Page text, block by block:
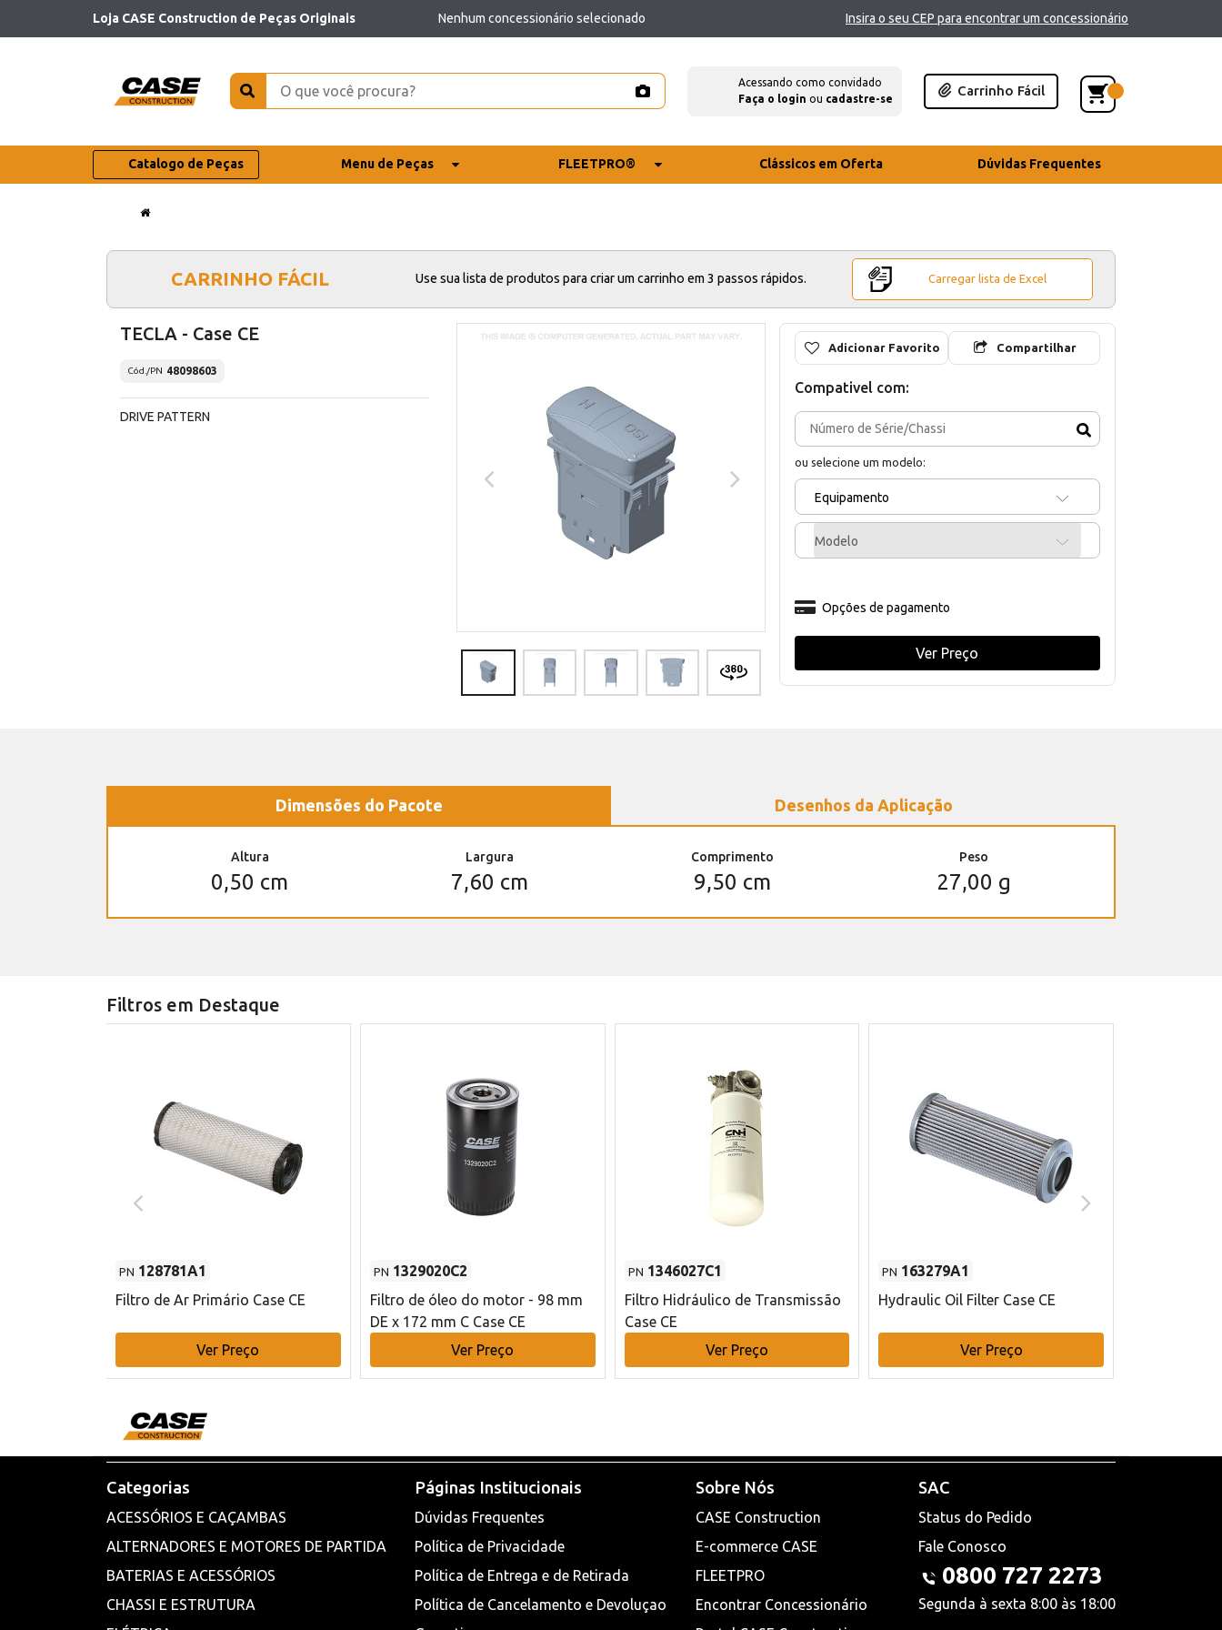
Loja CASE Construction de Peças Originais Nenhum concessionário selecionado Insira o seu CEP para encontrar um concessionário
Acessando como convidado
Faça o login ou cadastre-se
Carrinho Fácil
Catalogo de Peças Menu de Peças FLEETPRO® Clássicos em Oferta Dúvidas Frequentes
CARRINHO FÁCIL Use sua lista de produtos para criar um carrinho em 3 passos rápidos. Carregar lista de Excel
TECLA - Case CE
Cód./PN 48098603
DRIVE PATTERN
Adicionar Favorito Compartilhar
Compativel com:
ou selecione um modelo:
Equipamento
Modelo
Opções de pagamento
Ver Preço
Dimensões do Pacote Desenhos da Aplicação
Altura
0,50 cm
Largura
7,60 cm
Comprimento
9,50 cm
Peso
27,00 g
Filtros em Destaque
PN 128781A1
Filtro de Ar Primário Case CE
Ver Preço
PN 1329020C2
Filtro de óleo do motor - 98 mm
DE x 172 mm C Case CE
Ver Preço
PN 1346027C1
Filtro Hidráulico de Transmissão
Case CE
Ver Preço
PN 163279A1
Hydraulic Oil Filter Case CE
Ver Preço
Categorias
ACESSÓRIOS E CAÇAMBAS
ALTERNADORES E MOTORES DE PARTIDA
BATERIAS E ACESSÓRIOS
CHASSI E ESTRUTURA
Páginas Institucionais
Dúvidas Frequentes
Política de Privacidade
Política de Entrega e de Retirada
Política de Cancelamento e Devoluçao
Sobre Nós
CASE Construction
E-commerce CASE
FLEETPRO
Encontrar Concessionário
SAC
Status do Pedido
Fale Conosco
0800 727 2273
Segunda à sexta 8:00 às 18:00